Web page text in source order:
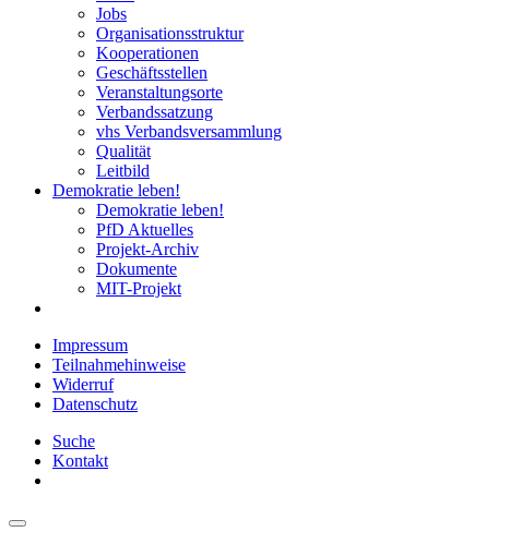
Jobs
Organisationsstruktur
Kooperationen
Geschäftsstellen
Veranstaltungsorte
Verbandssatzung
vhs Verbandsversammlung
Qualität
Leitbild
Demokratie leben!
Demokratie leben!
PfD Aktuelles
Projekt-Archiv
Dokumente
MIT-Projekt
Impressum
Teilnahmehinweise
Widerruf
Datenschutz
Suche
Kontakt